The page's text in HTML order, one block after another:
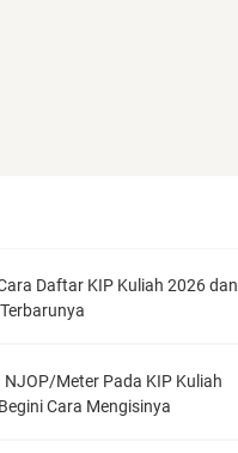
Daftar KIP Kuliah 2026 dan
NJOP/Meter Pada KIP Kuliah
Cara Mengisinya